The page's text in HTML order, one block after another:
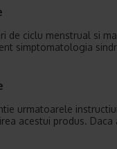
de ciclu menstrual si
simptomatologia
urmatoarele
acestui produs.